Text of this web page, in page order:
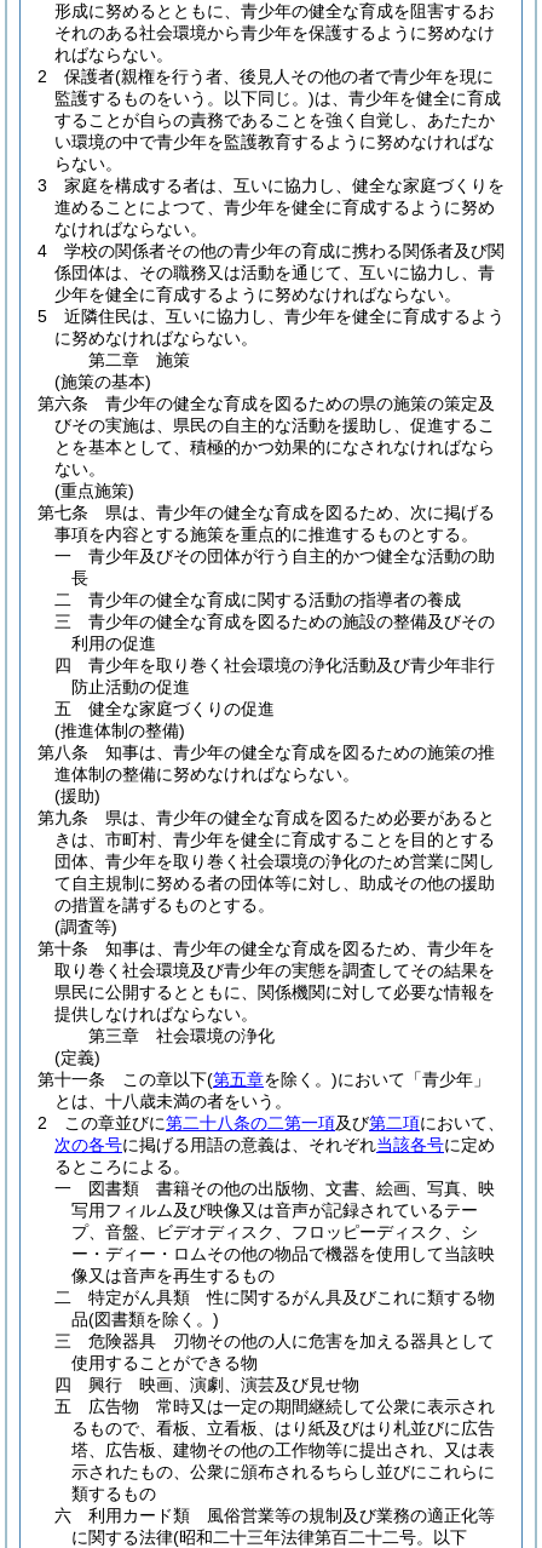
形成に努めるとともに、青少年の健全な育成を阻害するお
それのある社会環境から青少年を保護するように努めなけ
ればならない。
2
保護者(親権を行う者、後見人その他の者で青少年を現に
監護するものをいう。以下同じ。)は、青少年を健全に育成
することが自らの責務であることを強く自覚し、あたたか
い環境の中で青少年を監護教育するように努めなければな
らない。
3
家庭を構成する者は、互いに協力し、健全な家庭づくりを
進めることによつて、青少年を健全に育成するように努め
なければならない。
4
学校の関係者その他の青少年の育成に携わる関係者及び関
係団体は、その職務又は活動を通じて、互いに協力し、青
少年を健全に育成するように努めなければならない。
5
近隣住民は、互いに協力し、青少年を健全に育成するよう
に努めなければならない。
第二章
施策
(施策の基本)
第六条
青少年の健全な育成を図るための県の施策の策定及
びその実施は、県民の自主的な活動を援助し、促進するこ
とを基本として、積極的かつ効果的になされなければなら
ない。
(重点施策)
第七条
県は、青少年の健全な育成を図るため、次に掲げる
事項を内容とする施策を重点的に推進するものとする。
一
青少年及びその団体が行う自主的かつ健全な活動の助
長
二
青少年の健全な育成に関する活動の指導者の養成
三
青少年の健全な育成を図るための施設の整備及びその
利用の促進
四
青少年を取り巻く社会環境の浄化活動及び青少年非行
防止活動の促進
五
健全な家庭づくりの促進
(推進体制の整備)
第八条
知事は、青少年の健全な育成を図るための施策の推
進体制の整備に努めなければならない。
(援助)
第九条
県は、青少年の健全な育成を図るため必要があると
きは、市町村、青少年を健全に育成することを目的とする
団体、青少年を取り巻く社会環境の浄化のため営業に関し
て自主規制に努める者の団体等に対し、助成その他の援助
の措置を講ずるものとする。
(調査等)
第十条
知事は、青少年の健全な育成を図るため、青少年を
取り巻く社会環境及び青少年の実態を調査してその結果を
県民に公開するとともに、関係機関に対して必要な情報を
提供しなければならない。
第三章
社会環境の浄化
(定義)
第十一条
この章以下(第五章を除く。)において「青少年」
とは、十八歳未満の者をいう。
2
この章並びに第二十八条の二第一項及び第二項において、
次の各号に掲げる用語の意義は、それぞれ当該各号に定め
るところによる。
一
図書類 書籍その他の出版物、文書、絵画、写真、映
写用フィルム及び映像又は音声が記録されているテー
プ、音盤、ビデオディスク、フロッピーディスク、シ
ー・ディー・ロムその他の物品で機器を使用して当該映
像又は音声を再生するもの
二
特定がん具類 性に関するがん具及びこれに類する物
品(図書類を除く。)
三
危険器具 刃物その他の人に危害を加える器具として
使用することができる物
四
興行 映画、演劇、演芸及び見せ物
五
広告物 常時又は一定の期間継続して公衆に表示され
るもので、看板、立看板、はり紙及びはり札並びに広告
塔、広告板、建物その他の工作物等に提出され、又は表
示されたもの、公衆に頒布されるちらし並びにこれらに
類するもの
六
利用カード類 風俗営業等の規制及び業務の適正化等
に関する法律(昭和二十三年法律第百二十二号。以下